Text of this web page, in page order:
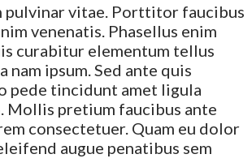
pulvinar vitae. Porttitor faucibus
venenatis. Phasellus enim
curabitur elementum tellus
nam ipsum. Sed ante quis
pede tincidunt amet ligula
Mollis pretium faucibus ante
consectetuer. Quam eu dolor
augue penatibus sem